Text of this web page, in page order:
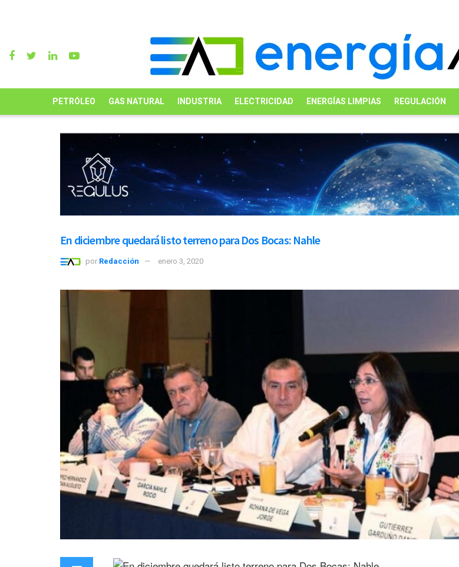
PETRÓLEO GAS NATURAL INDUSTRIA ELECTRICIDAD ENERGÍAS LIMPIAS REGULACIÓN
En diciembre quedará listo terreno para Dos Bocas: Nahle
por Redacción enero 3, 2020